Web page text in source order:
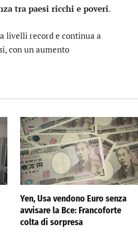
tra paesi ricchi e poveri.
livelli record e continua a
con un aumento
Yen, Usa vendono Euro senza
avvisare la Bce: Francoforte
colta di sorpresa